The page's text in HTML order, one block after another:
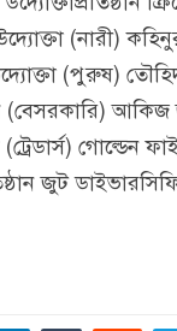
(নারী)
(পুরুষ)
(বেসরকারি)
গোল্ডেন
জ‌ুট